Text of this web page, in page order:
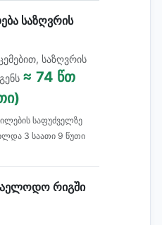
საზღვრის
საზღვრის
≈ 74 წთ
საფუძველზე
3 საათი 9 წუთი
რიგში